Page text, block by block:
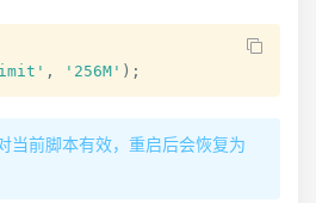
, '256M' ) ;
当前脚本有效，重启后会恢复为